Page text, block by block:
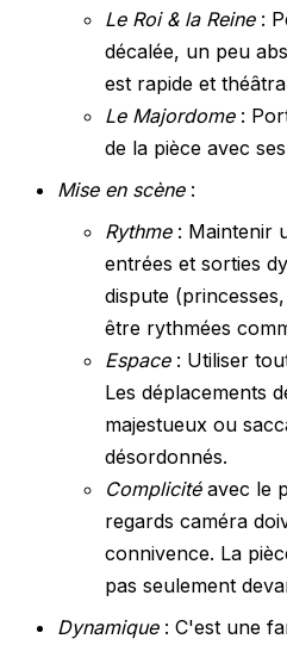
Le Roi & la Reine:
décalée, un peu
est rapide et
Le Majordome:
de la pièce avec
Mise en scène:
Rythme: Maintenir
entrées et sorties
dispute
être rythmées
Espace: Utiliser
Les déplacements
majestueux ou
désordonnés.
Complicitéavec le
regards caméra
connivence. La
pas seulement
Dynamique: C'est une